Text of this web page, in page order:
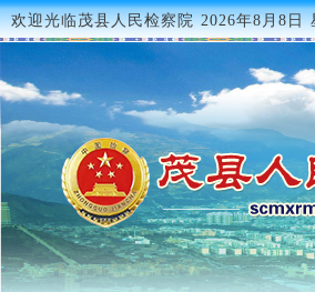
欢迎光临茂县人民检察院2026年8月8日